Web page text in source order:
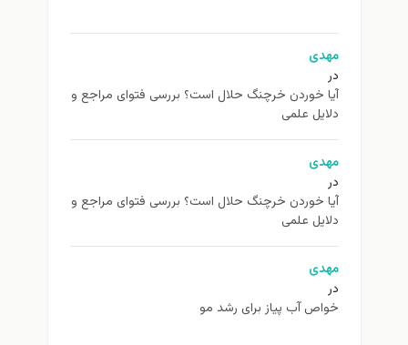
مهدی
در
آیا خوردن خرچنگ حلال است؟ بررسی فتوای مراجع و
دلایل علمی
مهدی
در
آیا خوردن خرچنگ حلال است؟ بررسی فتوای مراجع و
دلایل علمی
مهدی
در
خواص آب پیاز برای رشد مو